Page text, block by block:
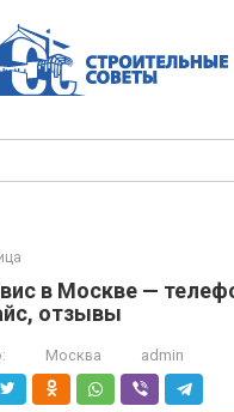
в Москве —
отзывы
Москва admin